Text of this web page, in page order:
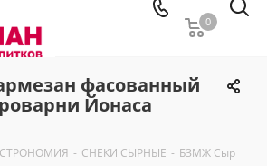
0
фасованный
Йонаса
- СНЕКИ СЫРНЫЕ - БЗМЖ Сыр